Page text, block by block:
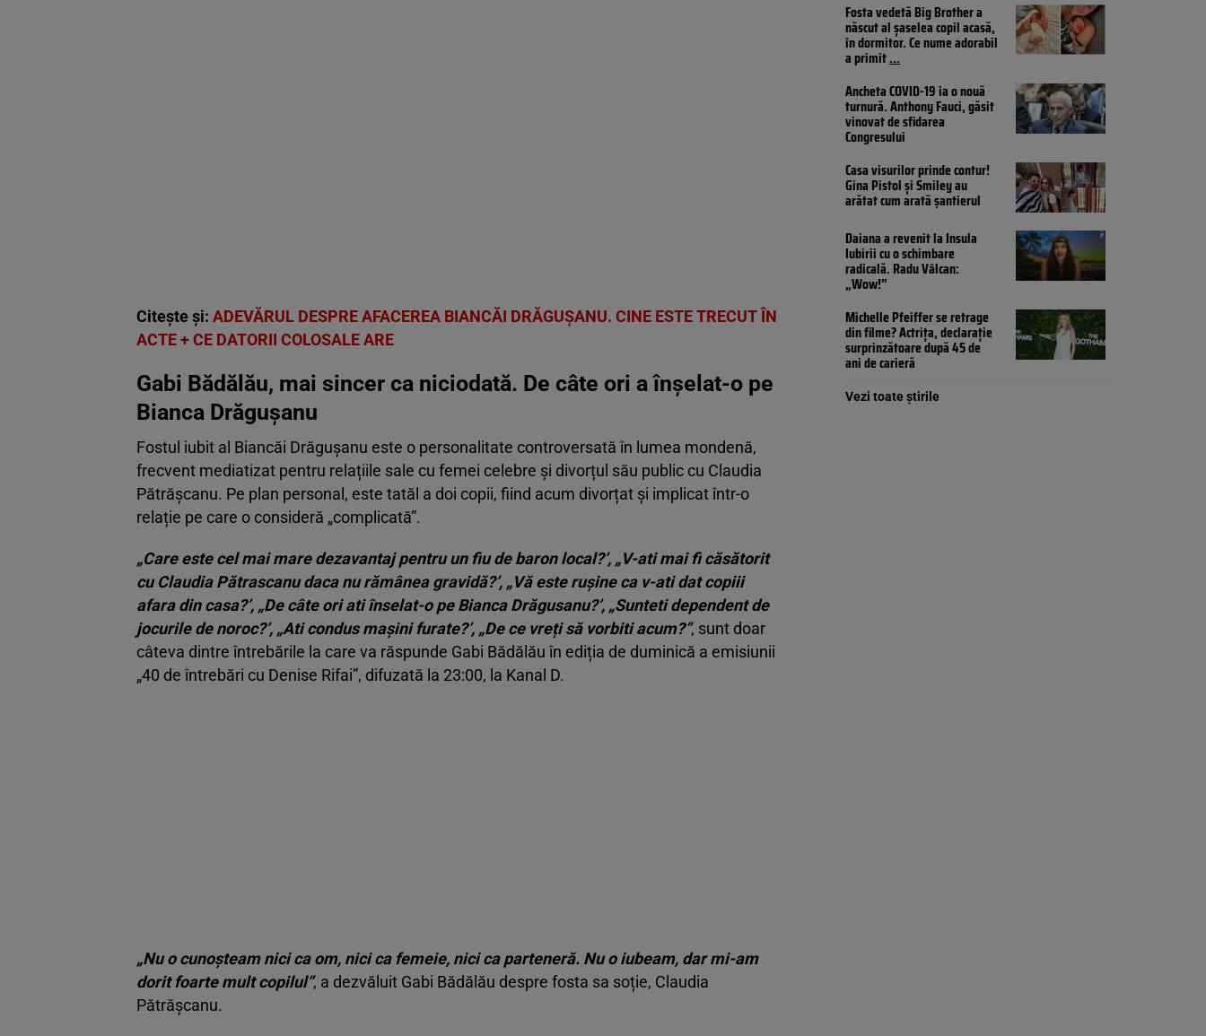
Citește și: ADEVĂRUL DESPRE AFACEREA BIANCĂI DRĂGUȘANU. CINE ESTE TRECUT ÎN
ACTE + CE DATORII COLOSALE ARE
Gabi Bădălău, mai sincer ca niciodată. De câte ori a înșelat-o pe
Bianca Drăgușanu
Fostul iubit al Biancăi Drăgușanu este o personalitate controversată în lumea mondenă,
frecvent mediatizat pentru relațiile sale cu femei celebre și divorțul său public cu Claudia
Pătrășcanu. Pe plan personal, este tatăl a doi copii, fiind acum divorțat și implicat într-o
relație pe care o consideră „complicată”.
„Care este cel mai mare dezavantaj pentru un fiu de baron local?’, „V-ati mai fi căsătorit
cu Claudia Pătrascanu daca nu rămânea gravidă?’, „Vă este rușine ca v-ati dat copiii
afara din casa?’, „De câte ori ati înselat-o pe Bianca Drăgusanu?’, „Sunteti dependent de
jocurile de noroc?’, „Ati condus mașini furate?’, „De ce vreți să vorbiti acum?”, sunt doar
câteva dintre întrebările la care va răspunde Gabi Bădălău în ediția de duminică a emisiunii
„40 de întrebări cu Denise Rifai”, difuzată la 23:00, la Kanal D.
„Nu o cunoșteam nici ca om, nici ca femeie, nici ca parteneră. Nu o iubeam, dar mi-am
dorit foarte mult copilul”, a dezvăluit Gabi Bădălău despre fosta sa soție, Claudia
Pătrășcanu.
Fosta vedetă Big Brother a
născut al șaselea copil acasă,
în dormitor. Ce nume adorabil
a primit...
Ancheta COVID-19 ia o nouă
turnură. Anthony Fauci, găsit
vinovat de sfidarea
Congresului
Casa visurilor prinde contur!
Gina Pistol și Smiley au
arătat cum arată șantierul
Daiana a revenit la Insula
Iubirii cu o schimbare
radicală. Radu Vâlcan:
„Wow!”
Michelle Pfeiffer se retrage
din filme? Actrița, declarație
surprinzătoare după 45 de
ani de carieră
Vezi toate știrile